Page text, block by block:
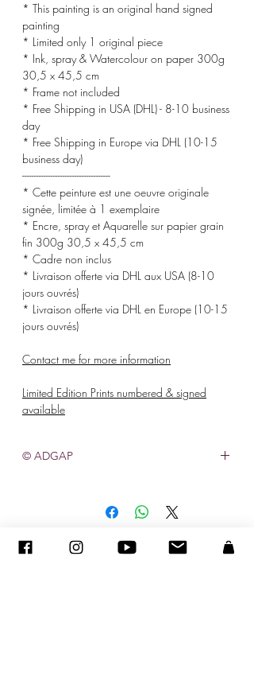
* This painting is an original hand signed
painting
* Limited only 1 original piece
* Ink, spray & Watercolour on paper 300g
30,5 x 45,5 cm
* Frame not included
* Free Shipping in USA (DHL) - 8-10 business
day
* Free Shipping in Europe via DHL (10-15
business day)
-------------------------------------
* Cette peinture est une oeuvre originale
signée, limitée à 1 exemplaire
* Encre, spray et Aquarelle sur papier grain
fin 300g 30,5 x 45,5 cm
* Cadre non inclus
* Livraison offerte via DHL aux USA (8-10
jours ouvrés)
* Livraison offerte via DHL en Europe (10-15
jours ouvrés)
Contact me for more information
Limited Edition Prints numbered & signed
available
© ADGAP